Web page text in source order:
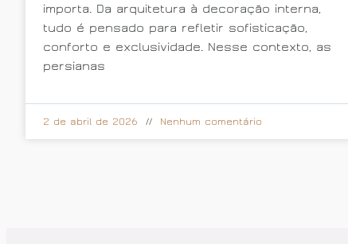
importa. Da arquitetura à decoração interna,
tudo é pensado para refletir sofisticação,
conforto e exclusividade. Nesse contexto, as
persianas
2 de abril de 2026 Nenhum comentário